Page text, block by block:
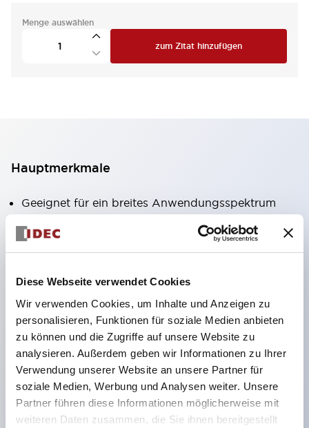
Diese Webseite verwendet Cookies
Wir verwenden Cookies, um Inhalte und Anzeigen zu
personalisieren, Funktionen für soziale Medien anbieten
zu können und die Zugriffe auf unsere Website zu
analysieren. Außerdem geben wir Informationen zu Ihrer
Verwendung unserer Website an unsere Partner für
soziale Medien, Werbung und Analysen weiter. Unsere
Partner führen diese Informationen möglicherweise mit
weiteren Daten zusammen, die Sie ihnen bereitgestellt
Menge auswählen
zum Zitat hinzufügen
Hauptmerkmale
Geeignet für ein breites Anwendungsspektrum
von der Konsumelektronik bis zum FA-Bereich
LED-Beleuchtungseinheit mit integriertem
LED-Lampenkörper
Schutzarten IP40 und IP65 vollständig verfügbar
(IEC 60529)
UL- und CSA-zertifiziert. Entspricht EN (Europa)
Normen. CCC-zertifiziert (außer Anzeigeleuchten).
Mit speziellem Zubehör leicht auf Φ22 Flash-
Silhouette umstellbar